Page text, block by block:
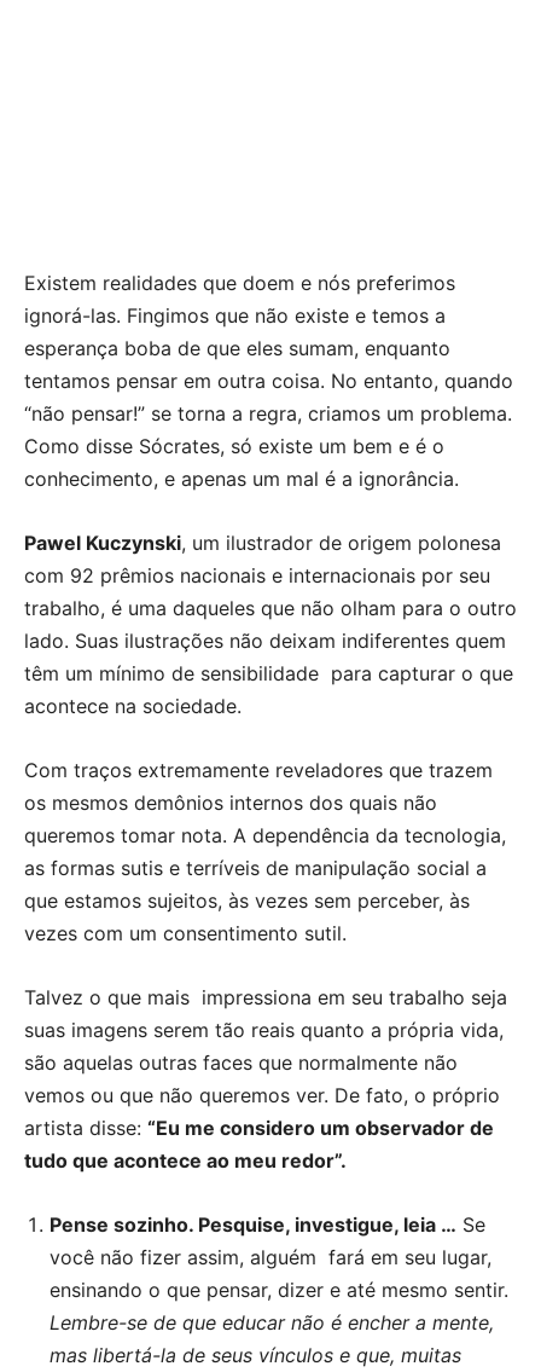
Existem realidades que doem e nós preferimos
ignorá-las. Fingimos que não existe e temos a
esperança boba de que eles sumam, enquanto
tentamos pensar em outra coisa. No entanto, quando
“não pensar!” se torna a regra, criamos um problema.
Como disse Sócrates, só existe um bem e é o
conhecimento, e apenas um mal é a ignorância.
Pawel Kuczynski, um ilustrador de origem polonesa
com 92 prêmios nacionais e internacionais por seu
trabalho, é uma daqueles que não olham para o outro
lado. Suas ilustrações não deixam indiferentes quem
têm um mínimo de sensibilidade para capturar o que
acontece na sociedade.
Com traços extremamente reveladores que trazem
os mesmos demônios internos dos quais não
queremos tomar nota. A dependência da tecnologia,
as formas sutis e terríveis de manipulação social a
que estamos sujeitos, às vezes sem perceber, às
vezes com um consentimento sutil.
Talvez o que mais impressiona em seu trabalho seja
suas imagens serem tão reais quanto a própria vida,
são aquelas outras faces que normalmente não
vemos ou que não queremos ver. De fato, o próprio
artista disse: “Eu me considero um observador de
tudo que acontece ao meu redor”.
Pense sozinho. Pesquise, investigue, leia … Se
você não fizer assim, alguém fará em seu lugar,
ensinando o que pensar, dizer e até mesmo sentir.
Lembre-se de que educar não é encher a mente,
mas libertá-la de seus vínculos e que, muitas